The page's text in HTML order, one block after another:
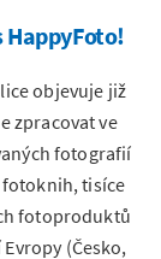
HappyFoto!
objevuje již
zpracovat ve
fotografií
fotoknih, tisíce
fotoproduktů
(Česko,